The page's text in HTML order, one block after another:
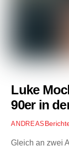
Luke
90er in
ANDREAS
Gleich an zwei